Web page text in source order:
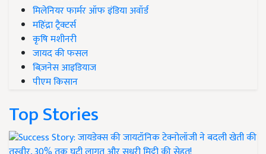
मिलेनियर फार्मर ऑफ इंडिया अवॉर्ड
महिंद्रा ट्रैक्टर्स
कृषि मशीनरी
जायद की फसल
बिज़नेस आइडियाज
पीएम किसान
Top Stories